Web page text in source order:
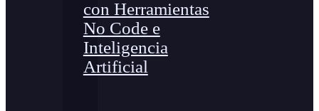
con Herramientas
No Code e
Inteligencia
Artificial